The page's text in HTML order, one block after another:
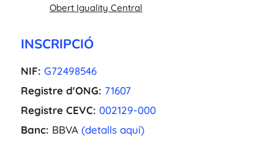
Obert Iguality Central
INSCRIPCIÓ
NIF: G72498546
Registre d'ONG: 71607
Registre CEVC: 002129-000
Banc: BBVA (detalls aquí)